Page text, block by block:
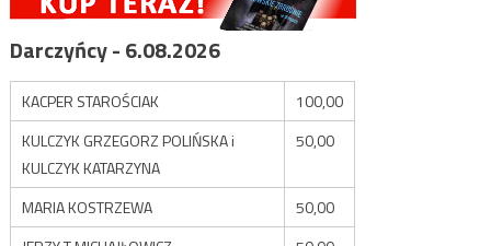
Darczyńcy - 6.08.2026
KACPER STAROŚCIAK
100,00
KULCZYK GRZEGORZ POLIŃSKA i
KULCZYK KATARZYNA
50,00
MARIA KOSTRZEWA
50,00